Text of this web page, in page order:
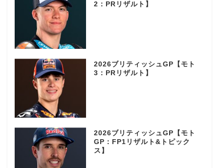
2：PRリザルト】
2026ブリティッシュGP【モト
3：PRリザルト】
2026ブリティッシュGP【モト
GP：FP1リザルト&トピック
ス】